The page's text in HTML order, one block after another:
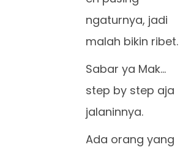
ngaturnya, jadi
malah bikin ribet.
Sabar ya Mak…
step by step aja
jalaninnya.
Ada orang yang